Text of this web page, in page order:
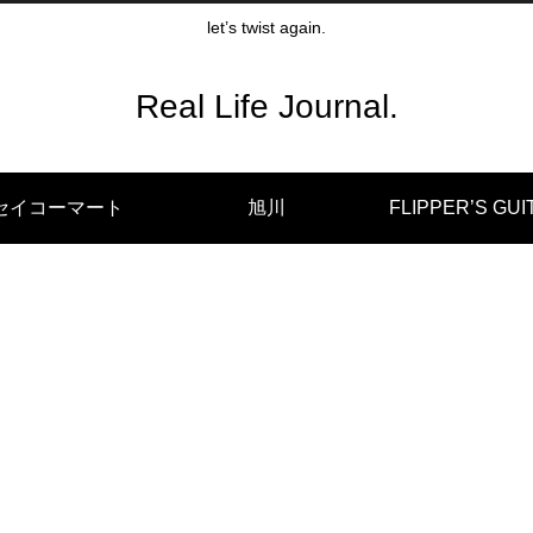
let’s twist again.
Real Life Journal.
イコーマート 旭川 FLIPPER’S